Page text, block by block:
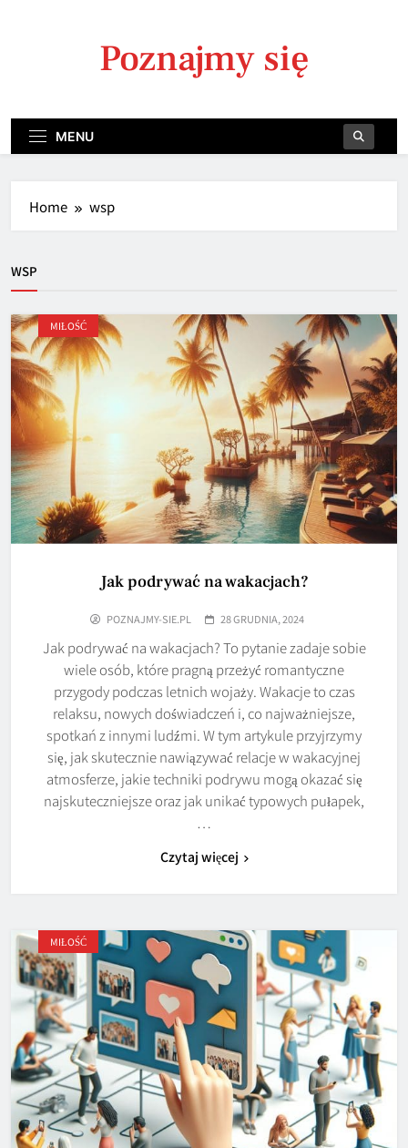
Poznajmy się
MENU
Home wsp
WSP
MIŁOŚĆ
Jak podrywać na wakacjach?
POZNAJMY-SIE.PL 28 GRUDNIA, 2024
Jak podrywać na wakacjach? To pytanie zadaje sobie
wiele osób, które pragną przeżyć romantyczne
przygody podczas letnich wojaży. Wakacje to czas
relaksu, nowych doświadczeń i, co najważniejsze,
spotkań z innymi ludźmi. W tym artykule przyjrzymy
się, jak skutecznie nawiązywać relacje w wakacyjnej
atmosferze, jakie techniki podrywu mogą okazać się
najskuteczniejsze oraz jak unikać typowych pułapek,
…
Czytaj więcej
MIŁOŚĆ